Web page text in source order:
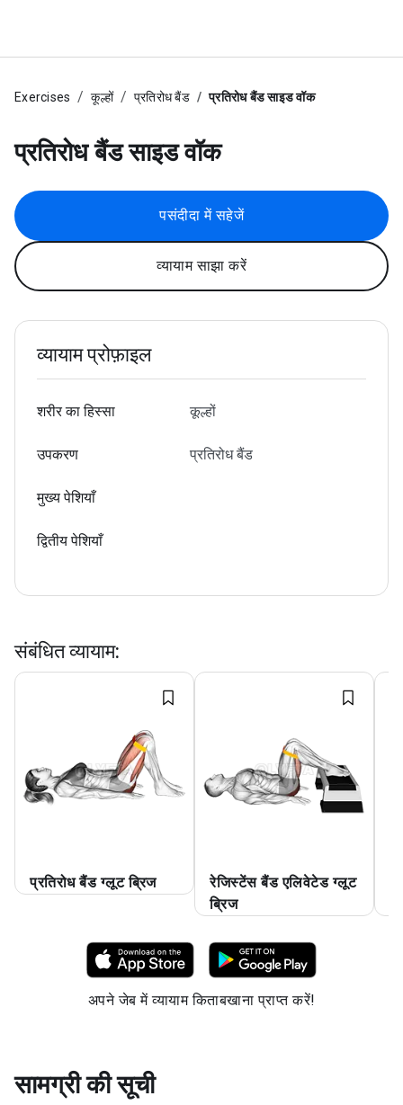
Exercises कूल्हों प्रतिरोध बैंड प्रतिरोध बैंड साइड वॉक
प्रतिरोध बैंड साइड वॉक
पसंदीदा में सहेजें
व्यायाम साझा करें
व्यायाम प्रोफ़ाइल
शरीर का हिस्सा कूल्हों
उपकरण प्रतिरोध बैंड
मुख्य पेशियाँ
द्वितीय पेशियाँ
संबंधित व्यायाम:
प्रतिरोध बैंड ग्लूट ब्रिज
रेजिस्टेंस बैंड एलिवेटेड ग्लूट
ब्रिज
अपने जेब में व्यायाम किताबखाना प्राप्त करें!
सामग्री की सूची